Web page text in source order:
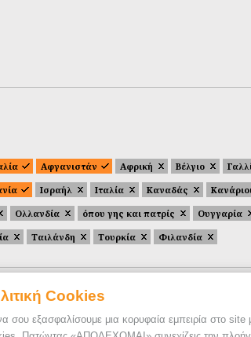
Cookies
σου εξασφαλίσουμε μια κορυφαία εμπειρία στο site
Αφγανιστάν Αφρική Βέλγιο
Ισραήλ Ιταλία Καναδάς
Ολλανδία όπου γης και πατρίς
Ουγγαρία
Ταιλάνδη Τουρκία Φιλανδία